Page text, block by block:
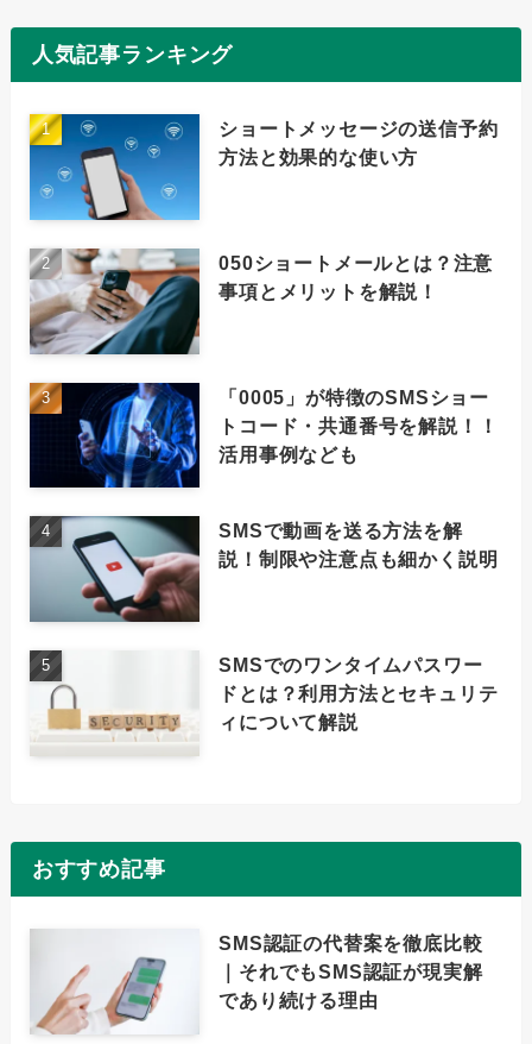
人気記事ランキング
ショートメッセージの送信予約
方法と効果的な使い方
050ショートメールとは？注意
事項とメリットを解説！
「0005」が特徴のSMSショー
トコード・共通番号を解説！！
活用事例なども
SMSで動画を送る方法を解
説！制限や注意点も細かく説明
SMSでのワンタイムパスワー
ドとは？利用方法とセキュリテ
ィについて解説
おすすめ記事
SMS認証の代替案を徹底比較
｜それでもSMS認証が現実解
であり続ける理由